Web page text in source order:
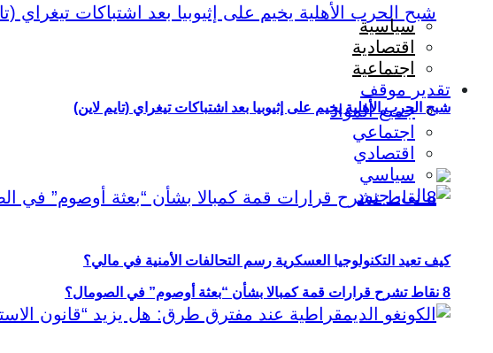
شبح الحرب الأهلية يخيم على إثيوبيا بعد اشتباكات تيغراي (تايم لاين)
8 نقاط تشرح قرارات قمة كمبالا بشأن “بعثة أوصوم” في الصومال؟
سياسية
اقتصادية
اجتماعية
تقدير موقف
جميع المواد
اجتماعي
اقتصادي
سياسي
كيف تعيد التكنولوجيا العسكرية رسم التحالفات الأمنية في مالي؟